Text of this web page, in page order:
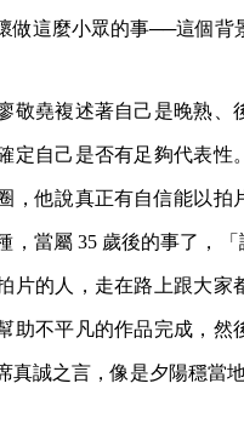
做這麼小眾的事──這個背
敬堯複述著自己是晚熟
定自己是否有足夠代表
，他說真正有自信能以拍
，當屬 35 歲後的事了，
片的人，走在路上跟大
助不平凡的作品完成，
真誠之言，像是夕陽穩當